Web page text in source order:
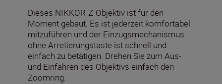
Dieses NIKKOR-Z-Objektiv ist für den
Moment gebaut. Es ist jederzeit komfortabel
mitzuführen und der Einzugsmechanismus
ohne Arretierungstaste ist schnell und
einfach zu betätigen. Drehen Sie zum Aus-
und Einfahren des Objektivs einfach den
Zoomring.